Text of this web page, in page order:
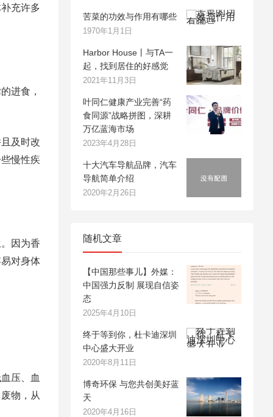
充许多
进食，
及时改
慢性疾
因为香
对身体
压、血
物，从
苦菜的功效与作用有哪些
1970年1月1日
Harbor House丨与TA一
起，找到居住的好感觉
2021年11月3日
叶同仁健康产业完善“药
食同源”战略拼图，深耕
万亿蓝海市场
2023年4月28日
十大汽车导航品牌，汽车
导航简单介绍
2020年2月26日
随机文章
【中国那些事儿】外媒：
中国强力反制 展现自信姿
态
2025年4月10日
终于等到你，杜卡迪深圳
中心盛大开业
2020年8月11日
博奇环保 与您共创美好蓝
天
2020年4月16日